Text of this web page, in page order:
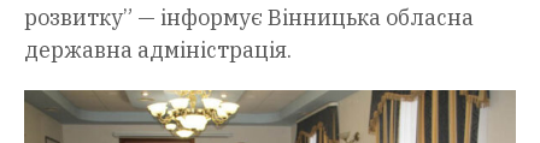
розвитку” — інформує Вінницька обласна
державна адміністрація.